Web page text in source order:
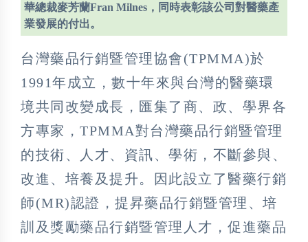
華總裁麥芳蘭Fran Milnes，同時表彰該公司對醫藥產
業發展的付出。
台灣藥品行銷暨管理協會(TPMMA)於
1991年成立，數十年來與台灣的醫藥環
境共同改變成長，匯集了商、政、學界各
方專家，TPMMA對台灣藥品行銷暨管理
的技術、人才、資訊、學術，不斷參與、
改進、培養及提升。因此設立了醫藥行銷
師(MR)認證，提昇藥品行銷暨管理、培
訓及獎勵藥品行銷暨管理人才，促進藥品